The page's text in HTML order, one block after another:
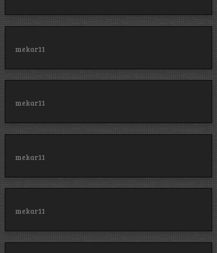
mekar11
mekar11
mekar11
mekar11